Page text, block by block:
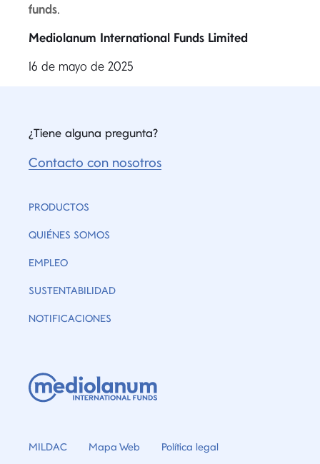
funds.
Mediolanum International Funds Limited
16 de mayo de 2025
¿Tiene alguna pregunta?
Contacto con nosotros
PRODUCTOS
QUIÉNES SOMOS
EMPLEO
SUSTENTABILIDAD
NOTIFICACIONES
MILDAC Mapa Web Política legal